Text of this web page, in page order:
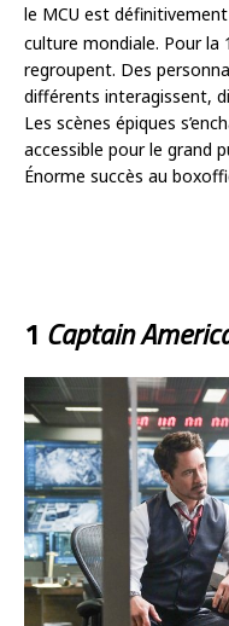
le MCU est
culture mondiale. Pour la 1
regroupent. Des
différents interagissent,
Les scènes épiques
accessible pour le grand
Énorme succès au
1 Captain